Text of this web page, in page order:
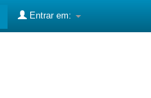
Entrar em: